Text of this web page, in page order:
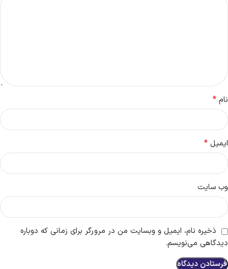
نام *
ایمیل *
وب‌ سایت
ذخیره نام، ایمیل و وبسایت من در مرورگر برای زمانی که دوباره
دیدگاهی می‌نویسم.